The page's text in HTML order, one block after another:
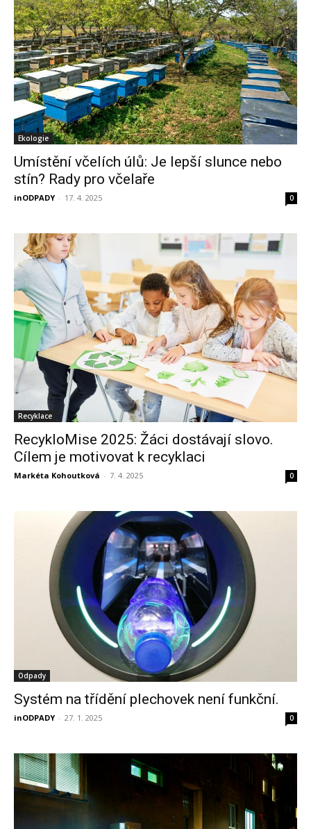
Ekologie
Umístění včelích úlů: Je lepší slunce nebo
stín? Rady pro včelaře
inODPADY - 17. 4. 2025 0
Recyklace
RecykloMise 2025: Žáci dostávají slovo.
Cílem je motivovat k recyklaci
Markéta Kohoutková - 7. 4. 2025 0
Odpady
Systém na třídění plechovek není funkční.
inODPADY - 27. 1. 2025 0